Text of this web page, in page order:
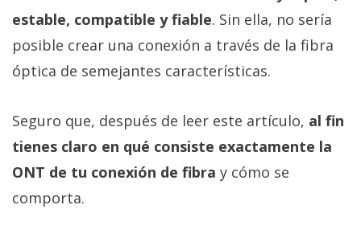
estable, compatible y fiable. Sin ella, no sería
posible crear una conexión a través de la fibra
óptica de semejantes características.
Seguro que, después de leer este artículo, al fin
tienes claro en qué consiste exactamente la
ONT de tu conexión de fibra y cómo se
comporta.